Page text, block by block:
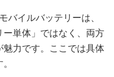
バイルバッテリーは、
ー単体」ではなく、両方
力です。ここでは具体